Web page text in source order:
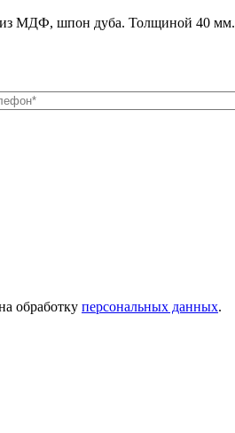
из МДФ, шпон дуба. Толщиной 40 мм.
обработку персональных данных.